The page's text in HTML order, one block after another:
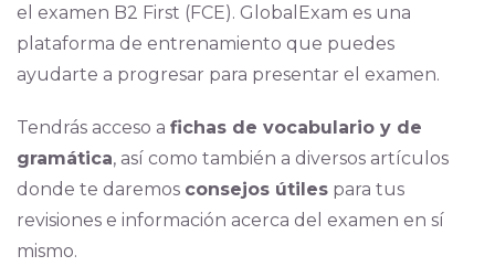
el examen B2 First (FCE). GlobalExam es una
plataforma de entrenamiento que puedes
ayudarte a progresar para presentar el examen.
Tendrás acceso a fichas de vocabulario y de
gramática, así como también a diversos artículos
donde te daremos consejos útilespara tus
revisiones e información acerca del examen en sí
mismo.